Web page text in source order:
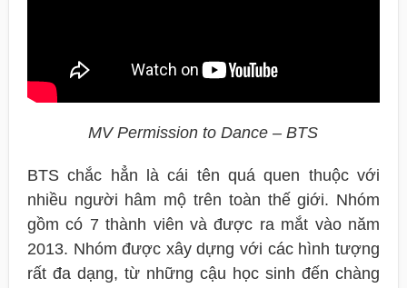
MV Permission to Dance – BTS
BTS chắc hẳn là cái tên quá quen thuộc với
nhiều người hâm mộ trên toàn thế giới. Nhóm
gồm có 7 thành viên và được ra mắt vào năm
2013. Nhóm được xây dựng với các hình tượng
rất đa dạng, từ những cậu học sinh đến chàng